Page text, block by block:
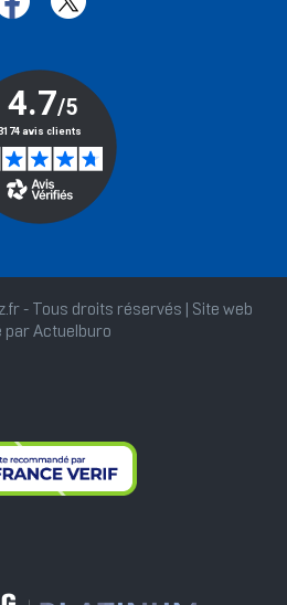
- Tous droits réservés | Site web
par Actuelburo